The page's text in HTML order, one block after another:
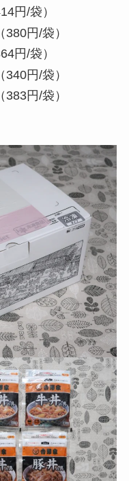
円/袋）
円/袋）
円/袋）
円/袋）
円/袋）